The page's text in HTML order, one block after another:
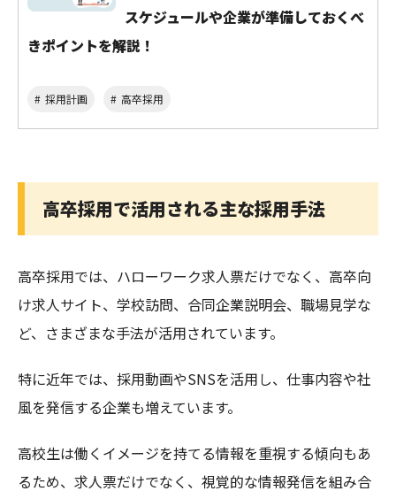
スケジュールや企業が準備しておくべ
きポイントを解説！
採用計画 高卒採用
高卒採用で活用される主な採用手法
高卒採用では、ハローワーク求人票だけでなく、高卒向
け求人サイト、学校訪問、合同企業説明会、職場見学な
ど、さまざまな手法が活用されています。
特に近年では、採用動画やSNSを活用し、仕事内容や社
風を発信する企業も増えています。
高校生は働くイメージを持てる情報を重視する傾向もあ
るため、求人票だけでなく、視覚的な情報発信を組み合